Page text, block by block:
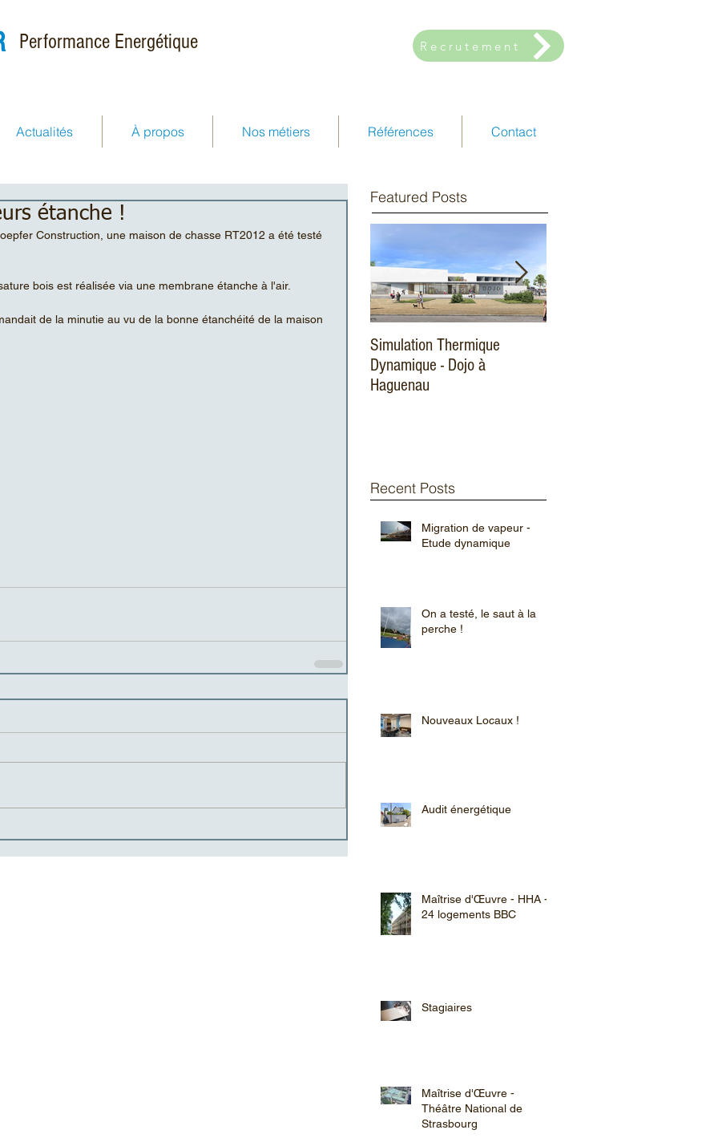
Performance Energétique
Actualités À propos Nos métiers Références Contact
Recrutement
étanche !
Construction, une maison de chasse RT2012 a été testé
bois est réalisée via une membrane étanche à l'air.
de la minutie au vu de la bonne étanchéité de la maison
Featured Posts
Simulation Thermique
Dynamique - Dojo à
Haguenau
Recent Posts
Migration de vapeur -
Etude dynamique
On a testé, le saut à la
perche !
Nouveaux Locaux !
Audit énergétique
Maîtrise d'Œuvre - HHA -
24 logements BBC
Stagiaires
Maîtrise d'Œuvre -
Théâtre National de
Strasbourg